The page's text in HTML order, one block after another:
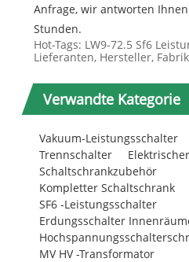
Anfrage, wir antworten
Stunden.
Hot-Tags: LW9-72.5 Sf6
Lieferanten, Hersteller,
Verwandte Kategorie
Vakuum-Leistungsschalter
Trennschalter
Schaltschrankzubehör
Kompletter Schaltschrank
SF6 -Leistungsschalter
Erdungsschalter
MV HV -Transformator